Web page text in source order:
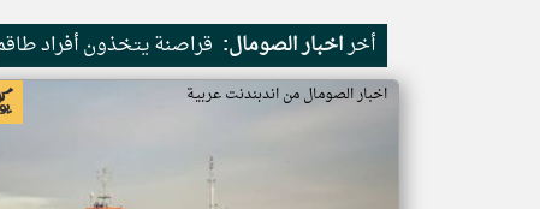
أخراخبار الصومال: قراصنة يتخذون أفراد
اخبار الصومال من اندبندنت عربية